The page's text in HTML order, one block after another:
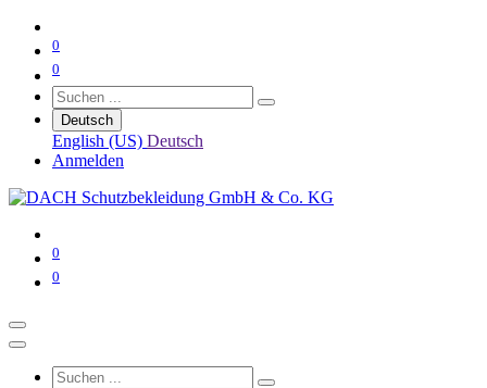
0
0
Deutsch
English (US) Deutsch
Anmelden
0
0